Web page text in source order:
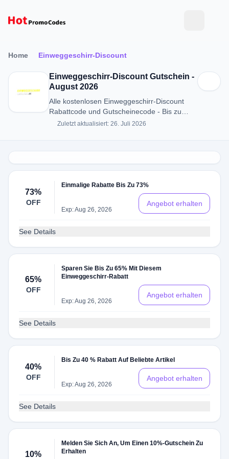
Home Einweggeschirr-Discount
Einweggeschirr-Discount Gutschein -
August 2026
Alle kostenlosen Einweggeschirr-Discount
Rabattcode und Gutscheinecode - Bis zu
73% RABATT in August 2026
Zuletzt aktualisiert: 26. Juli 2026
73%
OFF
Einmalige Rabatte Bis Zu 73%
Exp: Aug 26, 2026
Angebot erhalten
See Details
65%
OFF
Sparen Sie Bis Zu 65% Mit Diesem
Einweggeschirr-Rabatt
Exp: Aug 26, 2026
Angebot erhalten
See Details
40%
OFF
Bis Zu 40 % Rabatt Auf Beliebte Artikel
Exp: Aug 26, 2026
Angebot erhalten
See Details
10%
Melden Sie Sich An, Um Einen 10%-Gutschein Zu
Erhalten